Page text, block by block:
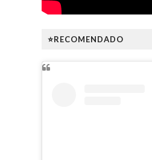
⭐RECOMENDADO